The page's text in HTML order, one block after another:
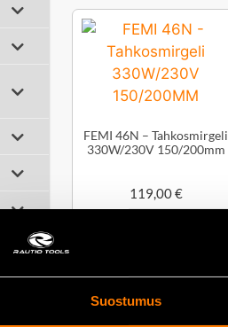
Suostumus
FEMI 46N – Tahkosmirgeli
330W/230V 150/200mm
119,00€
Lisää ostoskoriin